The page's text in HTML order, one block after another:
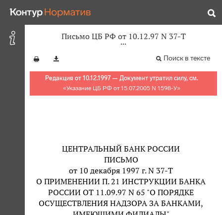
Письмо ЦБ РФ от 10.12.97 N 37-Т
Поиск в тексте
Редакция от 10.12.1997 — Документ утратил силу, см.
«Указание ЦБ РФ от 15.07.2005 N 1598-У»
ЦЕНТРАЛЬНЫЙ БАНК РОССИИ
ПИСЬМО
от 10 декабря 1997 г. N 37-Т
О ПРИМЕНЕНИИ П. 21 ИНСТРУКЦИИ БАНКА
РОССИИ ОТ 11.09.97 N 65 "О ПОРЯДКЕ
ОСУЩЕСТВЛЕНИЯ НАДЗОРА ЗА БАНКАМИ,